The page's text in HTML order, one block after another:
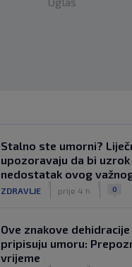
Stalno ste umorni?
upozoravaju da bi
nedostatak ovog
ZDRAVLJE prije 4 h 0
Ove znakove
pripisuju umoru:
vrijeme